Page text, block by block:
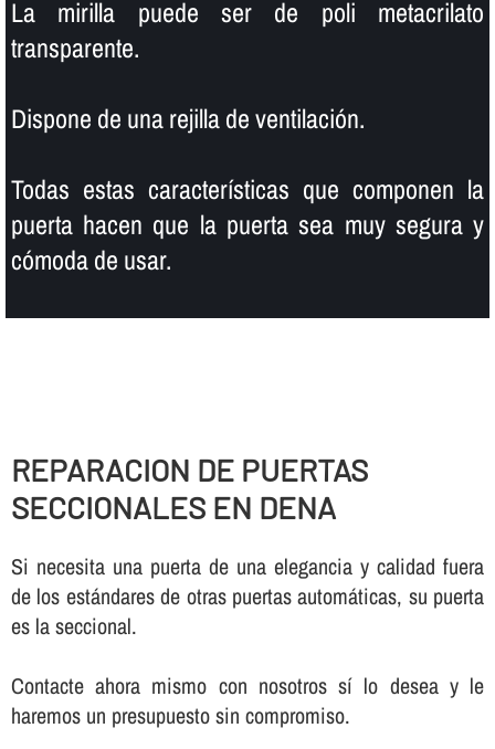
La mirilla puede ser de poli metacrilato
transparente.
Dispone de una rejilla de ventilación.
Todas estas caracterí­sticas que componen la
puerta hacen que la puerta sea muy segura y
cómoda de usar.
REPARACION DE PUERTAS
SECCIONALES EN DENA
Si necesita una puerta de una elegancia y calidad fuera
de los estándares de otras puertas automáticas, su puerta
es la seccional.
Contacte ahora mismo con nosotros sí­ lo desea y le
haremos un presupuesto sin compromiso.